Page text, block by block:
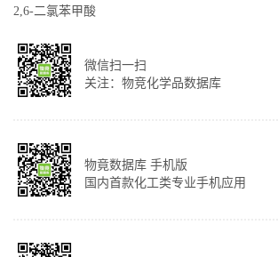
2,6-二氯苯甲酸
微信扫一扫
关注：物竞化学品数据库
物竟数据库 手机版
国内首款化工类专业手机应用